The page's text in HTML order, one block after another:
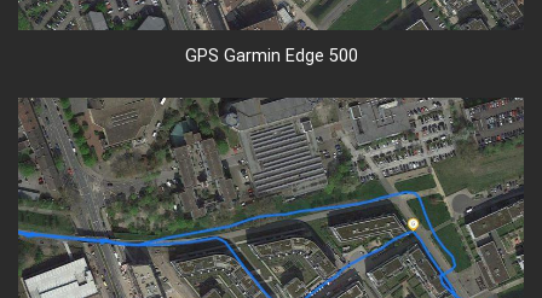
GPS Garmin Edge 500